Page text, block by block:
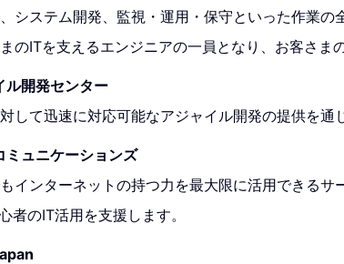
システム開発、監視・運用・保守といった作業の
のITを支えるエンジニアの一員となり、お客さま
ル開発センター
して迅速に対応可能なアジャイル開発の提供を通
ミュニケーションズ
インターネットの持つ力を最大限に活用できるサ
者のIT活用を支援します。